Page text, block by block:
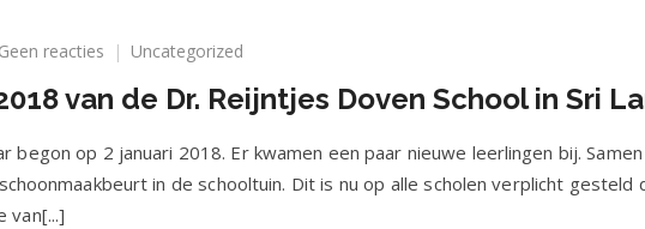
Geen reacties op
2018
de
Dr.
Reijntjes
Uncategorized
van de Dr. Reijntjes Doven School in Sri
begon op 2 januari 2018. Er kwamen een paar nieuwe leerlingen bij.
in de schooltuin. Dit is nu op alle scholen verplicht
van[...]